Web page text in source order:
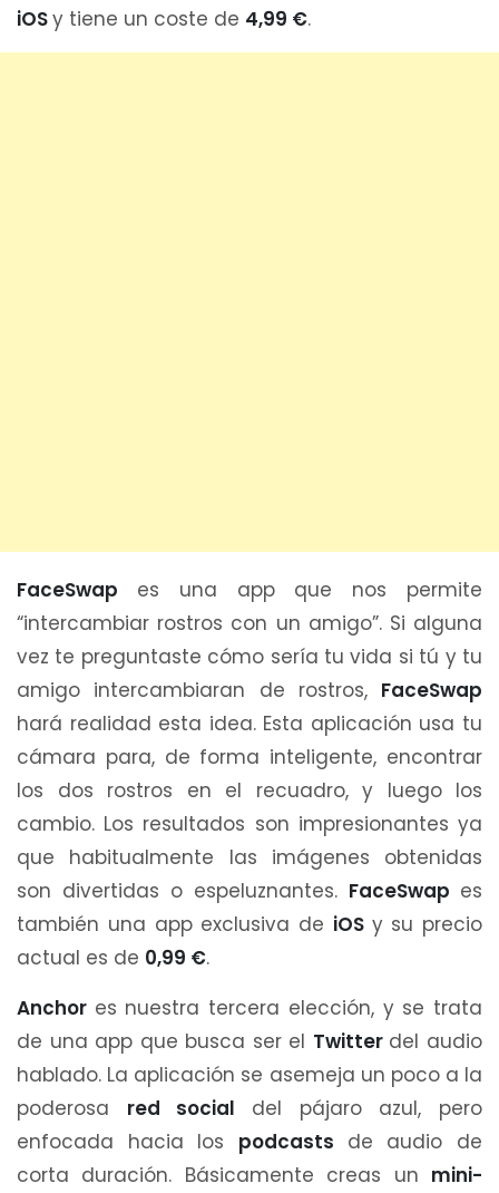
iOSy tiene un coste de 4,99 €.
FaceSwap es una app que nos permite
“intercambiar rostros con un amigo”. Si alguna
vez te preguntaste cómo sería tu vida si tú y tu
amigo intercambiaran de rostros, FaceSwap
hará realidad esta idea. Esta aplicación usa tu
cámara para, de forma inteligente, encontrar
los dos rostros en el recuadro, y luego los
cambio. Los resultados son impresionantes ya
que habitualmente las imágenes obtenidas
son divertidas o espeluznantes. FaceSwap es
también una app exclusiva de iOS y su precio
actual es de 0,99 €.
Anchor es nuestra tercera elección, y se trata
de una app que busca ser el Twitter del audio
hablado. La aplicación se asemeja un poco a la
poderosa red social del pájaro azul, pero
enfocada hacia los podcasts de audio de
corta duración. Básicamente creas un mini-